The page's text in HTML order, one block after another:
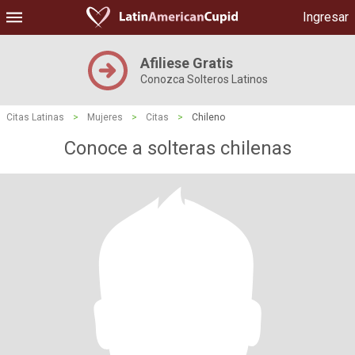
Ingresar
Afiliese Gratis
Conozca Solteros Latinos
Citas Latinas > Mujeres > Citas > Chileno
Conoce a solteras chilenas